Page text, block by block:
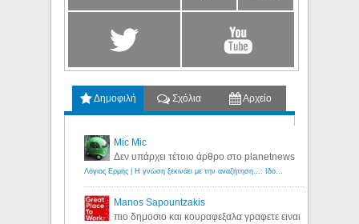
Δημοφιλή Σχόλια Αρχείο
Mic Mic
Δεν υπάρχει τέτοιο άρθρο στο planetnews
Manos Sapountzakis
πιο δημοσιο και κουραφεξαλα γραφετε ειναι